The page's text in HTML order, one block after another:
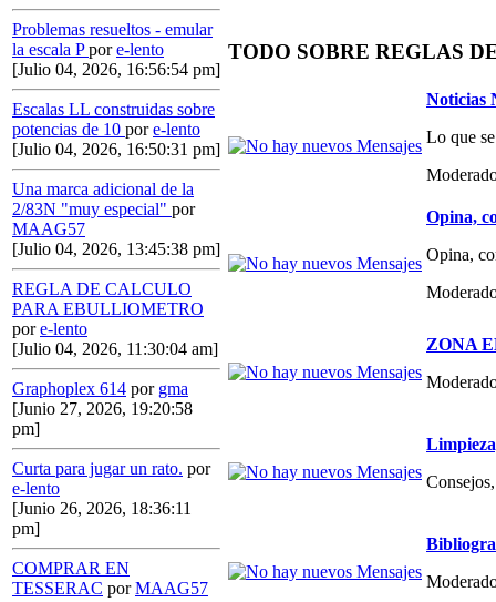
Problemas resueltos - emular
la escala Ppore-lento
[Julio 04, 2026, 16:56:54 pm]
Escalas LL construidas sobre
potencias de 10 pore-lento
[Julio 04, 2026, 16:50:31 pm]
Una marca adicional de la
2/83N "muy especial" por
MAAG57
[Julio 04, 2026, 13:45:38 pm]
REGLA DE CALCULO
PARA EBULLIOMETRO
pore-lento
[Julio 04, 2026, 11:30:04 am]
Graphoplex 614 por gma
[Junio 27, 2026, 19:20:58
pm]
Curta para jugar un rato. por
e-lento
[Junio 26, 2026, 18:36:11
pm]
COMPRAR EN
TESSERAC porMAAG57
TODO SOBRE REGLAS
Noticias
Lo que
Opina,
Opina,
ZONA